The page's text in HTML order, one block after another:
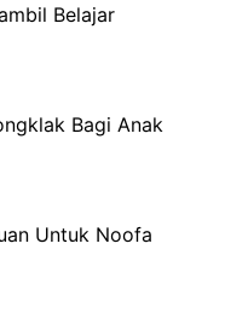
Belajar
Bagi Anak
Untuk Noofa